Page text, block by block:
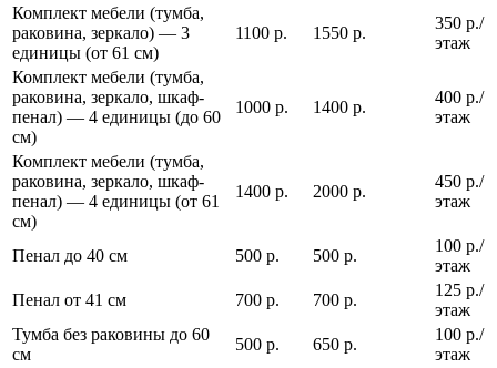
Комплект мебели (тумба,
раковина, зеркало) — 3
единицы (от 61 см)
1100 р. 1550 р.
350 р./
этаж
Комплект мебели (тумба,
раковина, зеркало, шкаф-
пенал) — 4 единицы (до 60
см)
1000 р. 1400 р.
400 р./
этаж
Комплект мебели (тумба,
раковина, зеркало, шкаф-
пенал) — 4 единицы (от 61
см)
1400 р. 2000 р.
450 р./
этаж
Пенал до 40 см 500 р. 500 р.
100 р./
этаж
Пенал от 41 см
700 р. 700 р.
125 р./
этаж
Тумба без раковины до 60
см
500 р. 650 р.
100 р./
этаж